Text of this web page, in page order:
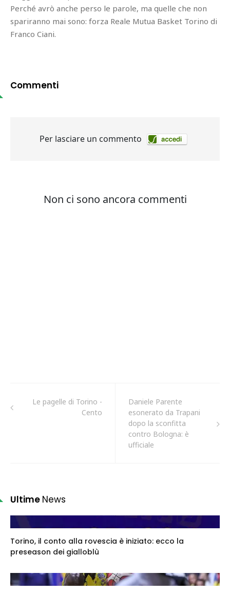
Perché avrò anche perso le parole, ma quelle che non
spariranno mai sono: forza Reale Mutua Basket Torino di
Franco Ciani.
Commenti
Le pagelle di Torino -
Cento
Daniele Parente
esonerato da Trapani
dopo la sconfitta
contro Bologna: è
ufficiale
Ultime News
Torino, il conto alla rovescia è iniziato: ecco la
preseason dei gialloblù